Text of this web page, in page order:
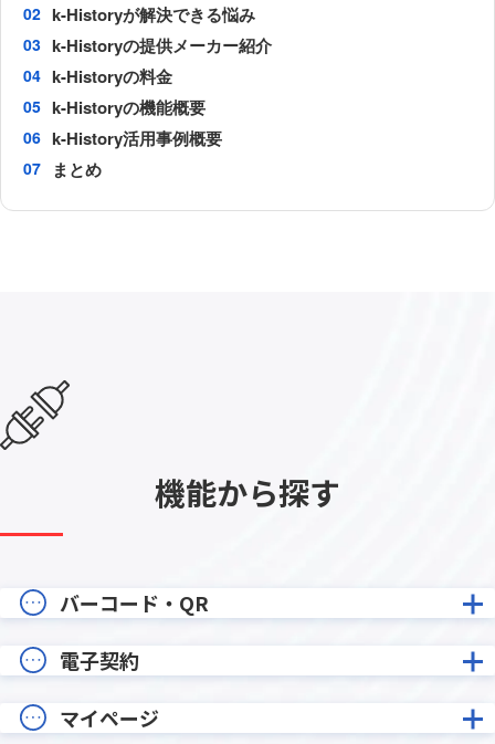
k-Historyが解決できる悩み
k-Historyの提供メーカー紹介
k-Historyの料金
k-Historyの機能概要
k-History活用事例概要
まとめ
機能から探す
バーコード・QR
電子契約
マイページ